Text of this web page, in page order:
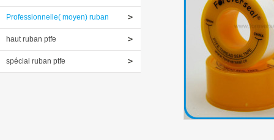
Professionnelle( moyen) ruban
ptfehaut ruban ptfe
spécial ruban ptfe